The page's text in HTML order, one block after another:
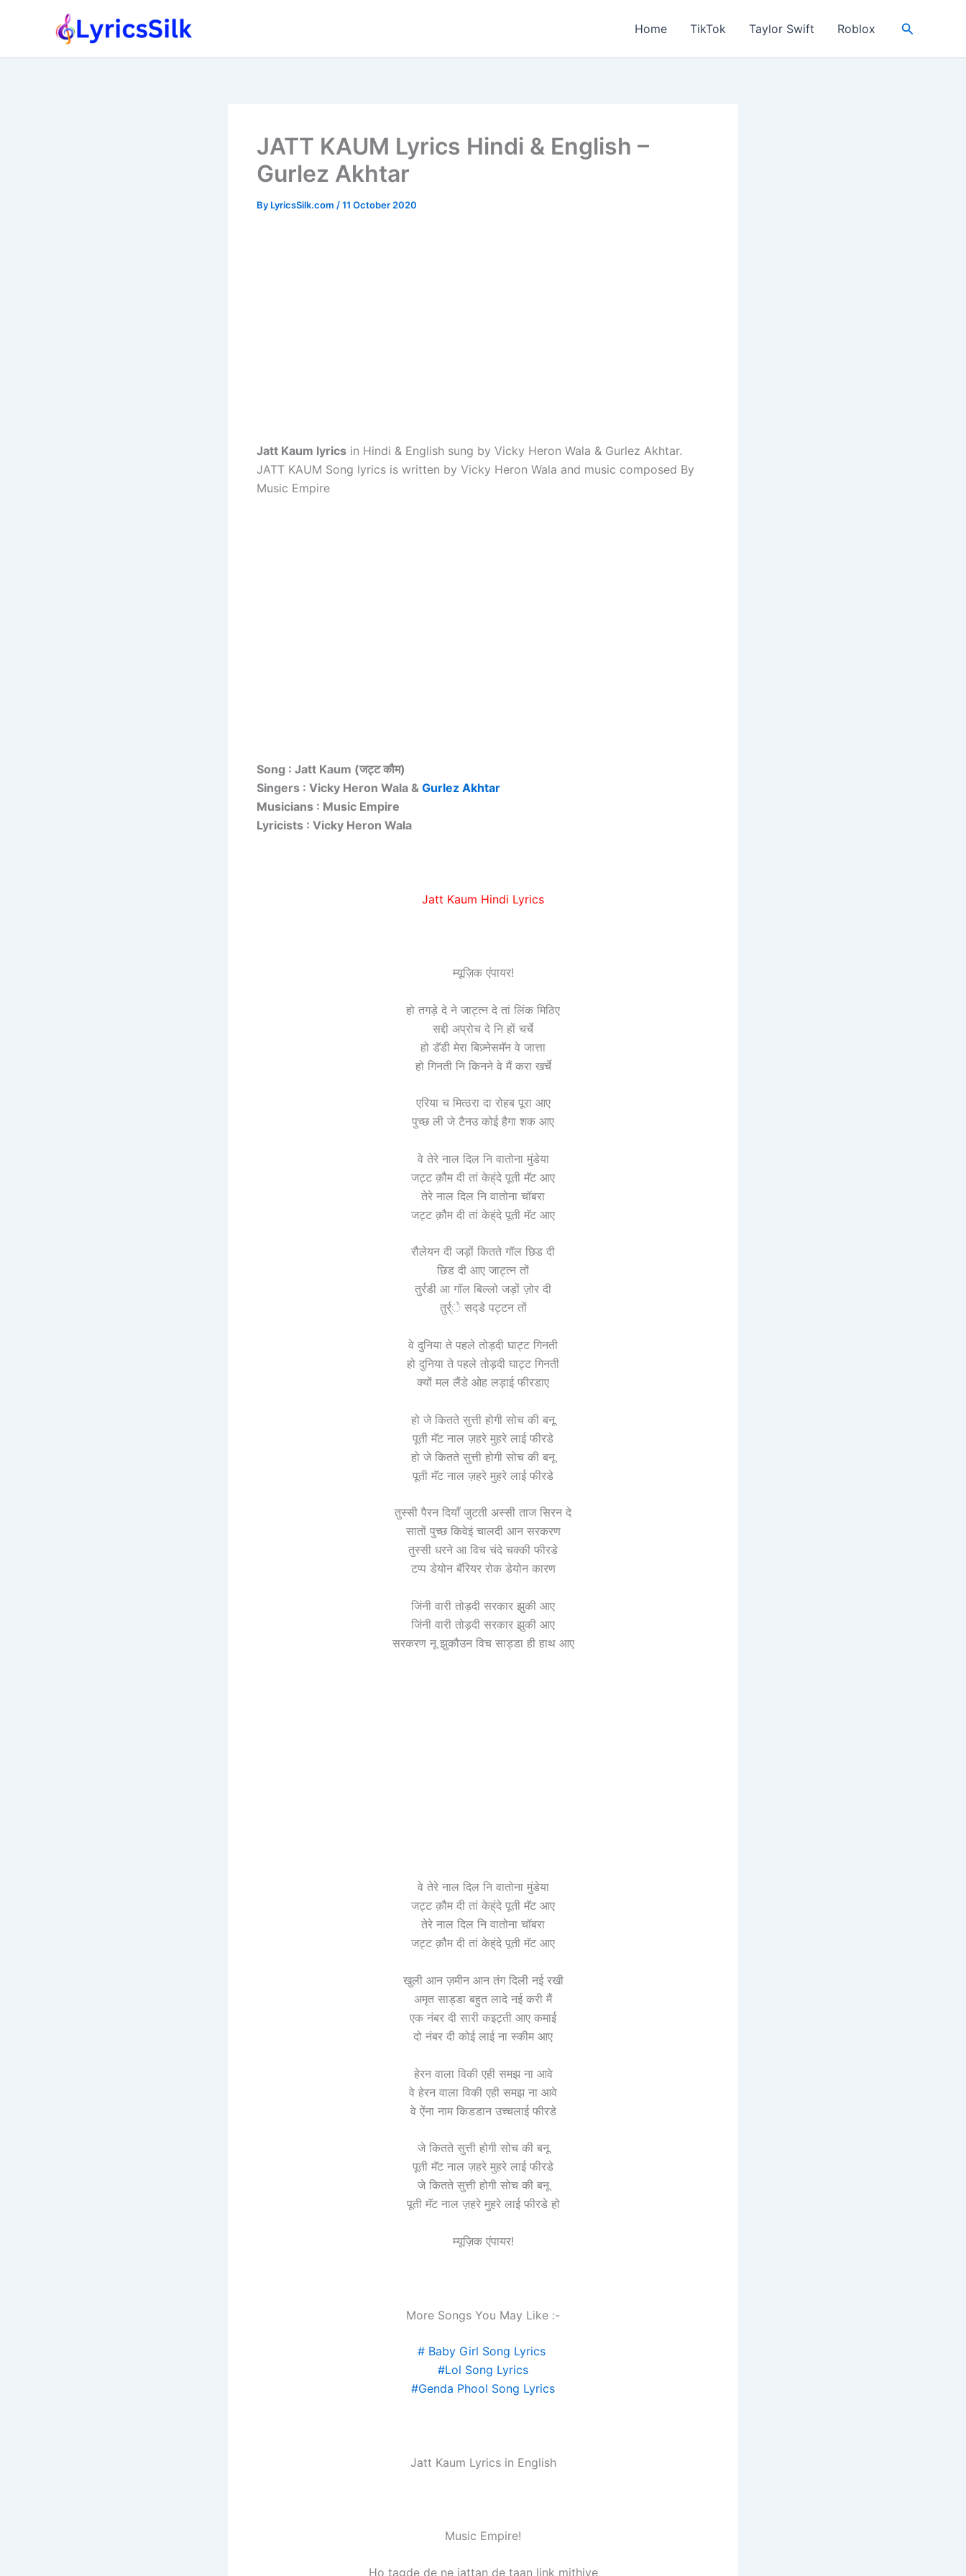
Home TikTok Taylor Swift Roblox Search
JATT KAUM Lyrics Hindi & English –
Gurlez Akhtar
By LyricsSilk.com /11 October 2020
Jatt Kaum lyrics in Hindi & English sung by Vicky Heron Wala & Gurlez Akhtar.
JATT KAUM Song lyrics is written by Vicky Heron Wala and music composed By
Music Empire
Song : Jatt Kaum (जट्ट कौम)
Singers : Vicky Heron Wala & Gurlez Akhtar
Musicians : Music Empire
Lyricists : Vicky Heron Wala
Jatt Kaum Hindi Lyrics
म्यूज़िक एंपायर!
हो तगड़े दे ने जाट्त्न दे तां लिंक मिठिए
सद्दी अप्रोच दे नि हों चर्चे
हो डॅडी मेरा बिज़्नेसमॅन वे जात्ता
हो गिनती नि किनने वे मैं करा खर्चे
एरिया च मित्ठरा दा रोहब पूरा आए
पुच्छ ली जे टैनउ कोई हैगा शक आए
वे तेरे नाल दिल नि वातोना मुंडेया
जट्ट क़ौम दी तां केह्ंदे पूती मॅट आए
तेरे नाल दिल नि वातोना चॉबरा
जट्ट क़ौम दी तां केह्ंदे पूती मॅट आए
रौलेयन दी जड़ों कितते गॉल छिड दी
छिड दी आए जाट्त्न तों
तुर्रडी आ गॉल बिल्लो जड़ों ज़ोर दी
तुर्र्े सद्डे पट्टन तों
वे दुनिया ते पहले तोड़दी घाट्ट गिनती
हो दुनिया ते पहले तोड़दी घाट्ट गिनती
क्यों मल लैंडे ओह लड़ाई फीरडाए
हो जे कितते सुत्ती होगी सोच की बनू
पूती मॅट नाल ज़हरे मुहरे लाई फीरडे
हो जे कितते सुत्ती होगी सोच की बनू
पूती मॅट नाल ज़हरे मुहरे लाई फीरडे
तुस्सी पैरन दियाँ जुटती अस्सी ताज सिरन दे
सातों पुच्छ किवेइं चालदी आन सरकरण
तुस्सी धरने आ विच चंदे चक्की फीरडे
टप्प डेयोन बॅरियर रोक डेयोन कारण
जिंनी वारी तोड़दी सरकार झुकी आए
जिंनी वारी तोड़दी सरकार झुकी आए
सरकरण नू झुकौउन विच साड्डा ही हाथ आए
वे तेरे नाल दिल नि वातोना मुंडेया
जट्ट क़ौम दी तां केह्ंदे पूती मॅट आए
तेरे नाल दिल नि वातोना चॉबरा
जट्ट क़ौम दी तां केह्ंदे पूती मॅट आए
खुली आन ज़मीन आन तंग दिली नई रखी
अमृत साड्डा बहुत लादे नई करी मैं
एक नंबर दी सारी कइट्ती आए कमाई
दो नंबर दी कोई लाई ना स्कीम आए
हेरन वाला विकी एही समझ ना आवे
वे हेरन वाला विकी एही समझ ना आवे
वे ऐंना नाम किडडान उच्चलाई फीरडे
जे कितते सुत्ती होगी सोच की बनू
पूती मॅट नाल ज़हरे मुहरे लाई फीरडे
जे कितते सुत्ती होगी सोच की बनू
पूती मॅट नाल ज़हरे मुहरे लाई फीरडे हो
म्यूज़िक एंपायर!
More Songs You May Like :-
# Baby Girl Song Lyrics
#Lol Song Lyrics
#Genda Phool Song Lyrics
Jatt Kaum Lyrics in English
Music Empire!
Ho tagde de ne jattan de taan link mithiye